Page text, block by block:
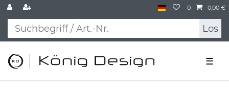
Los
0 0,00 €
☰